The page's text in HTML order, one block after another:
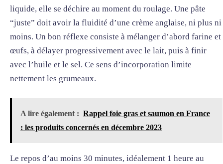
liquide, elle se déchire au moment du roulage. Une pâte
“juste” doit avoir la fluidité d’une crème anglaise, ni plus ni
moins. Un bon réflexe consiste à mélanger d’abord farine et
œufs, à délayer progressivement avec le lait, puis à finir
avec l’huile et le sel. Ce sens d’incorporation limite
nettement les grumeaux.
A lire également : Rappel foie gras et saumon en France
: les produits concernés en décembre 2023
Le repos d’au moins 30 minutes, idéalement 1 heure au